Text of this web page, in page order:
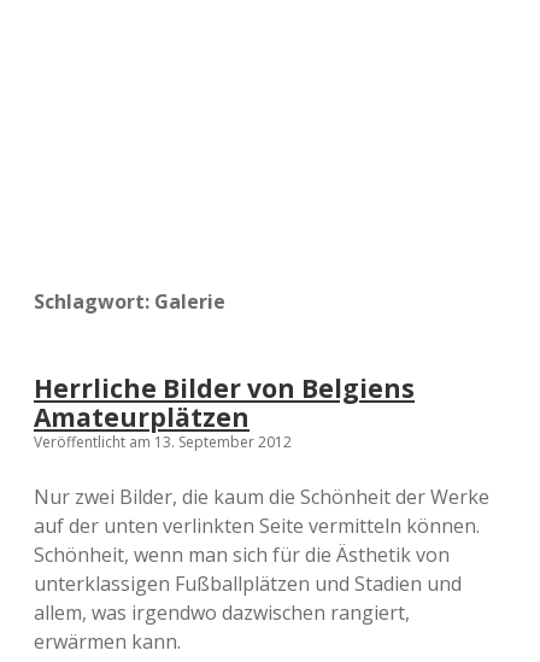
Schlagwort: Galerie
Herrliche Bilder von Belgiens
Amateurplätzen
Veröffentlicht am 13. September 2012
Nur zwei Bilder, die kaum die Schönheit der Werke
auf der unten verlinkten Seite vermitteln können.
Schönheit, wenn man sich für die Ästhetik von
unterklassigen Fußballplätzen und Stadien und
allem, was irgendwo dazwischen rangiert,
erwärmen kann.